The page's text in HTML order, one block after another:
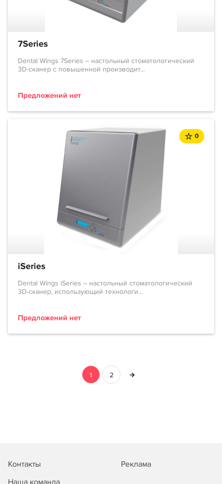
7Series
Dental Wings 7Series – настольный стоматологический
3D-сканер с повышенной производит...
Предложений нет
0
iSeries
Dental Wings iSeries – настольный стоматологический
3D-сканер, использующий технологи...
Предложений нет
1 2
Контакты
Реклама
Наша команда